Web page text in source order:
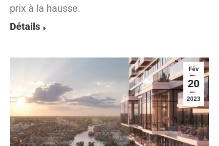
prix à la hausse.
Détails
Fév
20
2023